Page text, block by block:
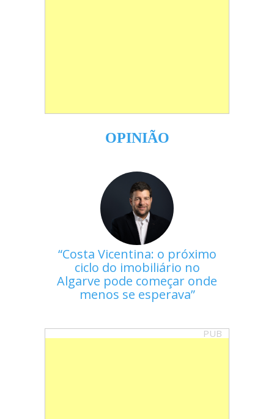
OPINIÃO
Costa Vicentina: o próximo
ciclo do imobiliário no
Algarve pode começar onde
menos se esperava
PUB